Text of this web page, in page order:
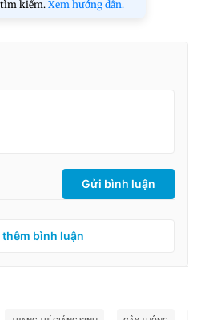
tìm kiếm.Xem hướng dẫn.
Gửi bình luận
thêm bình luận